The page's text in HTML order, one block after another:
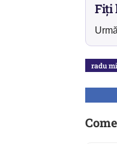
Fiți
radu